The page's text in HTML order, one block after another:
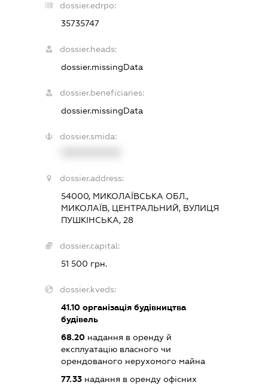
dossier.edrpo:
35735747
dossier.heads:
dossier.missingData
dossier.beneficiaries:
dossier.missingData
dossier.smida:
dossier.address:
54000, МИКОЛАЇВСЬКА ОБЛ.,
МИКОЛАЇВ, ЦЕНТРАЛЬНИЙ, ВУЛИЦЯ
ПУШКІНСЬКА, 28
dossier.capital:
51 500 грн.
dossier.kveds:
41.10 організація будівництва
будівель
68.20 надання в оренду й
експлуатацію власного чи
орендованого нерухомого майна
77.33 надання в оренду офісних